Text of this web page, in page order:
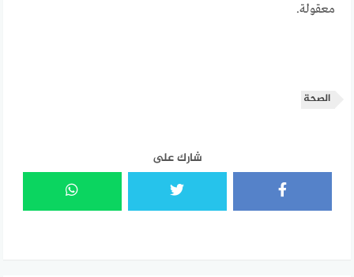
معقولة.
الصحة
شارك على